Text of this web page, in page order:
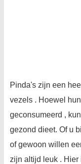
Pinda's zijn een
vezels . Hoewel
geconsumeerd ,
gezond dieet. Of u
of gewoon willen
zijn altijd leuk .